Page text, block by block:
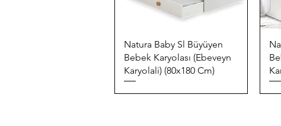
Quick View
Natura Baby Sl Büyüyen
Bebek Karyolası (Ebeveyn
Karyolali) (80x180 Cm)